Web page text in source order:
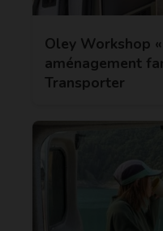
Oley Workshop
aménagement
Transporter